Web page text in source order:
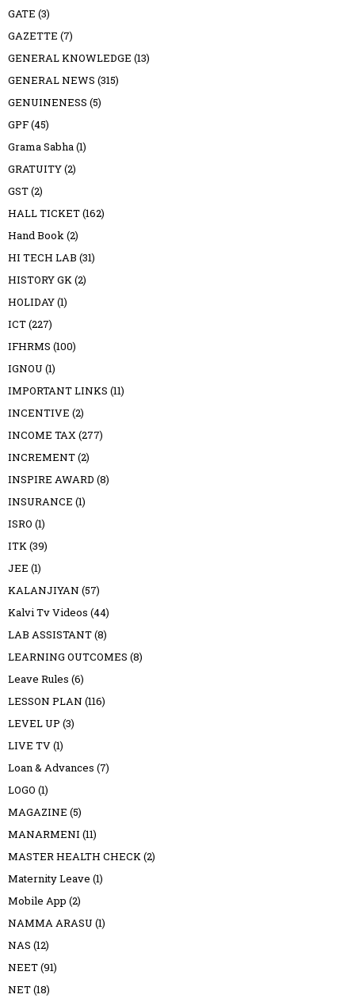
GATE (3)
GAZETTE (7)
GENERAL KNOWLEDGE (13)
GENERAL NEWS (315)
GENUINENESS (5)
GPF(45)
Grama Sabha(1)
GRATUITY(2)
GST(2)
HALL TICKET(162)
Hand Book(2)
HI TECH LAB (31)
HISTORY GK(2)
HOLIDAY(1)
ICT(227)
IFHRMS (100)
IGNOU (1)
IMPORTANT LINKS (11)
INCENTIVE (2)
INCOME TAX(277)
INCREMENT(2)
INSPIRE AWARD (8)
INSURANCE (1)
ISRO (1)
ITK(39)
JEE (1)
KALANJIYAN (57)
Kalvi Tv Videos (44)
LAB ASSISTANT(8)
LEARNING OUTCOMES (8)
Leave Rules (6)
LESSON PLAN (116)
LEVEL UP (3)
LIVE TV(1)
Loan & Advances (7)
LOGO (1)
MAGAZINE (5)
MANARMENI (11)
MASTER HEALTH CHECK(2)
Maternity Leave (1)
Mobile App (2)
NAMMA ARASU (1)
NAS (12)
NEET(91)
NET(18)